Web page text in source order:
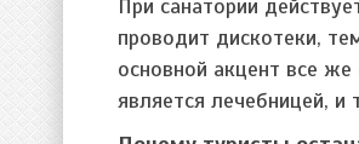
При санатории
проводит дискотеки,
основной акцент все
является лечебницей,